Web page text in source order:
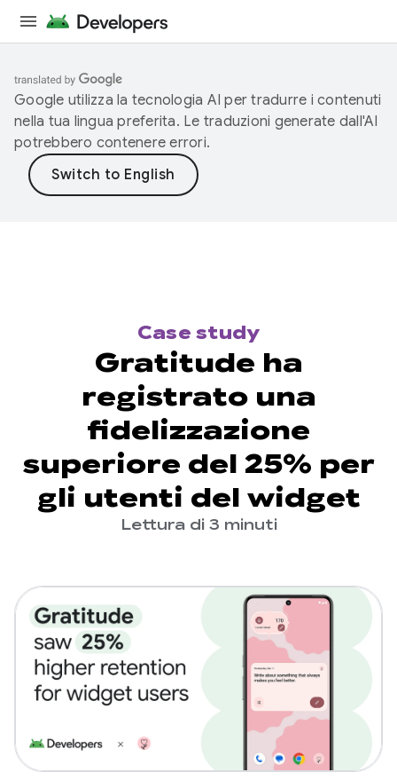
Google utilizza la tecnologia AI per tradurre i contenuti
nella tua lingua preferita. Le traduzioni generate dall'AI
potrebbero contenere errori.
Case study
Gratitude ha
registrato una
fidelizzazione
superiore del 25% per
gli utenti del widget
Lettura di 3 minuti